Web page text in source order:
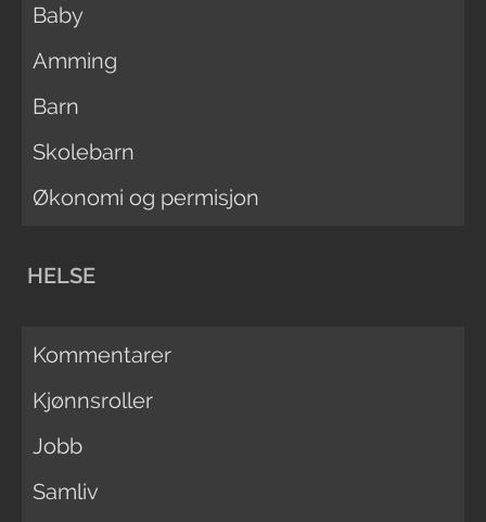
Baby
Amming
Barn
Skolebarn
Økonomi og permisjon
HELSE
Kommentarer
Kjønnsroller
Jobb
Samliv